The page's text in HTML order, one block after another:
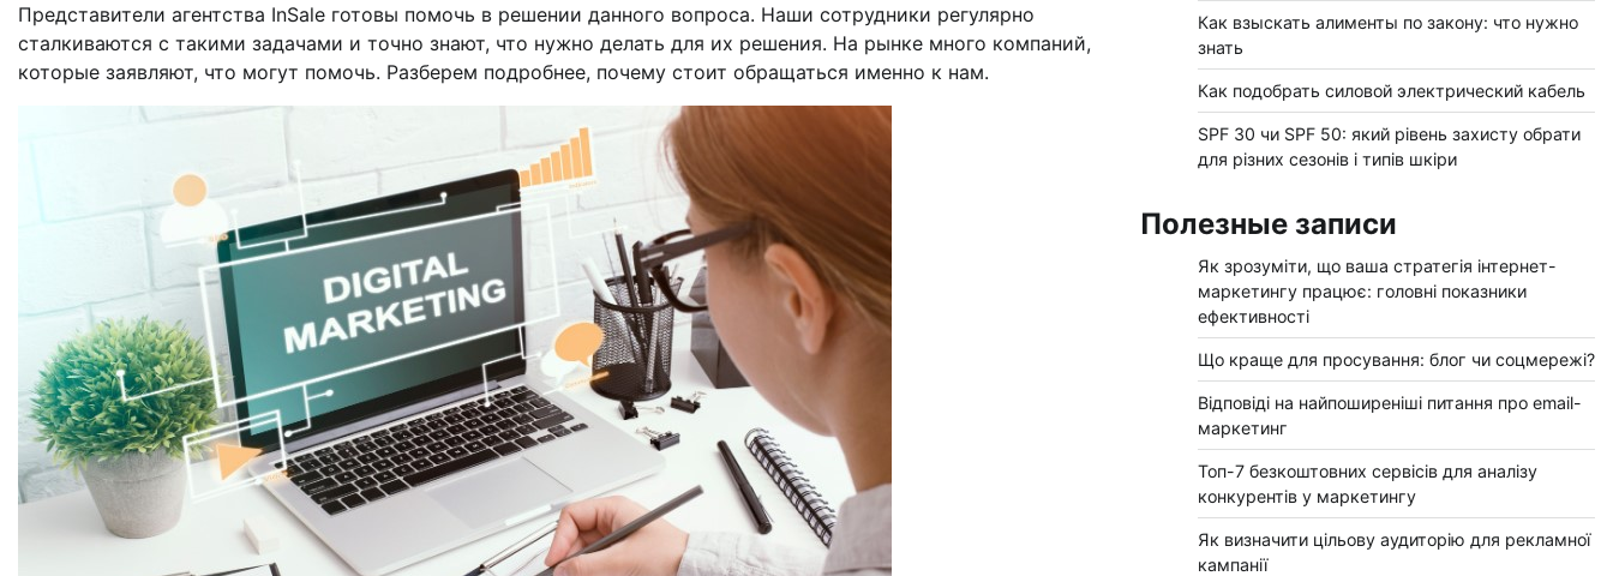
Представители агентства InSale готовы помочь в решении данного вопроса. Наши сотрудники регулярно
сталкиваются с такими задачами и точно знают, что нужно делать для их решения. На рынке много компаний,
которые заявляют, что могут помочь. Разберем подробнее, почему стоит обращаться именно к нам.
Как взыскать алименты по закону: что нужно
знать
Как подобрать силовой электрический кабель
SPF 30 чи SPF 50: який рівень захисту обрати
для різних сезонів і типів шкіри
Полезные записи
Як зрозуміти, що ваша стратегія інтернет-
маркетингу працює: головні показники
ефективності
Що краще для просування: блог чи соцмережі?
Відповіді на найпоширеніші питання про email-
маркетинг
Топ-7 безкоштовних сервісів для аналізу
конкурентів у маркетингу
Як визначити цільову аудиторію для рекламної
кампанії